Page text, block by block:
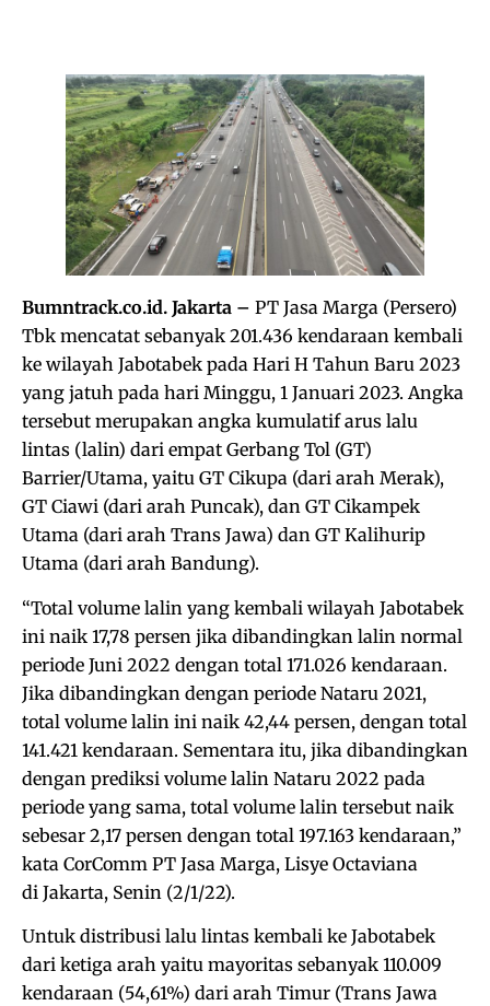
Bumntrack.co.id. Jakarta – PT Jasa Marga (Persero)
Tbk mencatat sebanyak 201.436 kendaraan kembali
ke wilayah Jabotabek pada Hari H Tahun Baru 2023
yang jatuh pada hari Minggu, 1 Januari 2023. Angka
tersebut merupakan angka kumulatif arus lalu
lintas (lalin) dari empat Gerbang Tol (GT)
Barrier/Utama, yaitu GT Cikupa (dari arah Merak),
GT Ciawi (dari arah Puncak), dan GT Cikampek
Utama (dari arah Trans Jawa) dan GT Kalihurip
Utama (dari arah Bandung).
“Total volume lalin yang kembali wilayah Jabotabek
ini naik 17,78 persen jika dibandingkan lalin normal
periode Juni 2022 dengan total 171.026 kendaraan.
Jika dibandingkan dengan periode Nataru 2021,
total volume lalin ini naik 42,44 persen, dengan total
141.421 kendaraan. Sementara itu, jika dibandingkan
dengan prediksi volume lalin Nataru 2022 pada
periode yang sama, total volume lalin tersebut naik
sebesar 2,17 persen dengan total 197.163 kendaraan,”
kata CorComm PT Jasa Marga, Lisye Octaviana
di Jakarta, Senin (2/1/22).
Untuk distribusi lalu lintas kembali ke Jabotabek
dari ketiga arah yaitu mayoritas sebanyak 110.009
kendaraan (54,61%) dari arah Timur (Trans Jawa